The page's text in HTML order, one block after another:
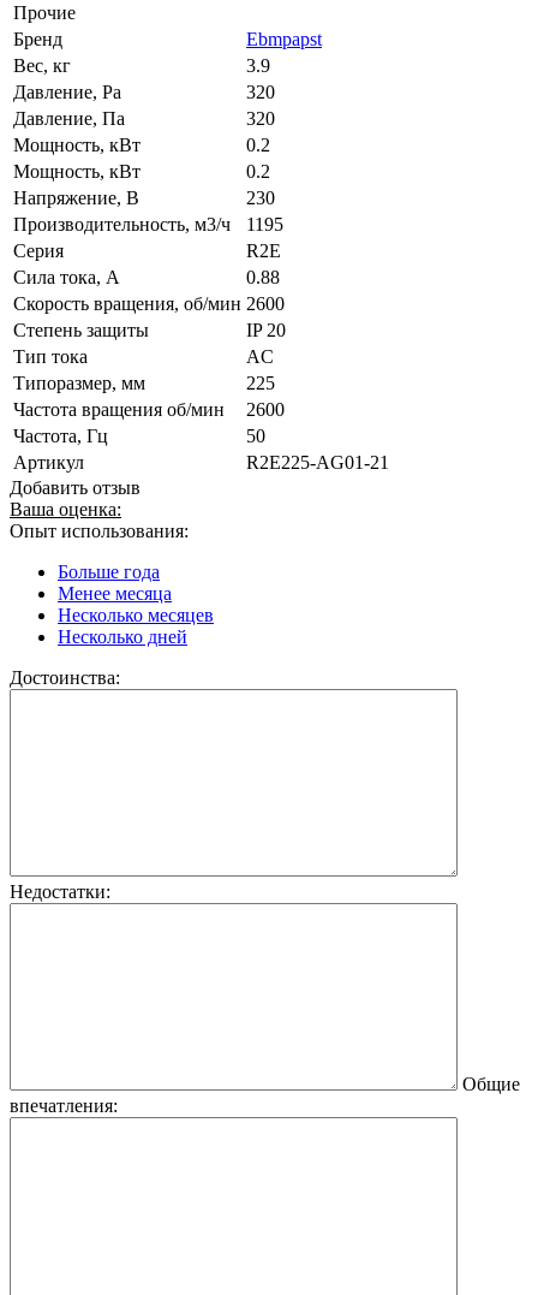
Прочие
Бренд
Ebmpapst
Вес, кг
3.9
Давление, Pa
320
Давление, Па
320
Мощность, кВт
0.2
Мощность, кВт
0.2
Напряжение, В
230
Производительность, м3/ч
1195
Серия
R2E
Сила тока, А
0.88
Скорость вращения, об/мин 2600
Степень защиты
IP 20
Тип тока
AC
Типоразмер, мм
225
Частота вращения об/мин
2600
Частота, Гц
50
Артикул
R2E225-AG01-21
Добавить отзыв
Ваша оценка:
Опыт использования:
Больше года
Менее месяца
Несколько месяцев
Несколько дней
Достоинства:
Недостатки:
Общие
впечатления: